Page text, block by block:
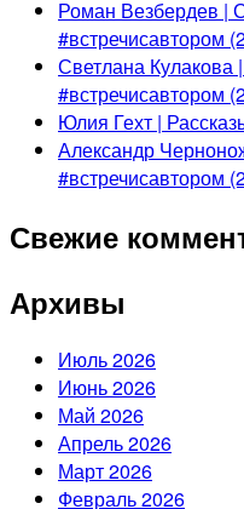
Роман Везбердев |
#встречисавтором
Светлана Кулакова
#встречисавтором
Юлия Гехт |
Александр
#встречисавтором
Свежие
Архивы
Июль 2026
Июнь 2026
Май 2026
Апрель 2026
Март 2026
Февраль 2026